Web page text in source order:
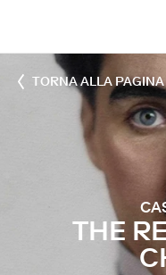
TORNA ALLA
THE